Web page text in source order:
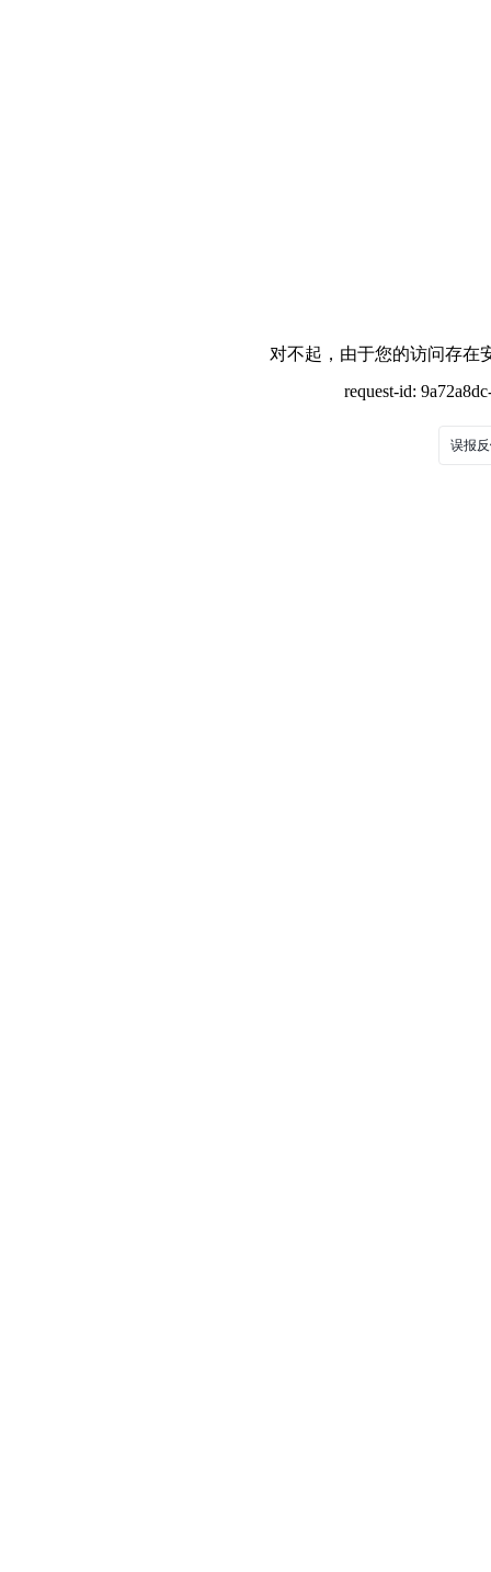
对不起，由于您的访问存在
request-id:
误报